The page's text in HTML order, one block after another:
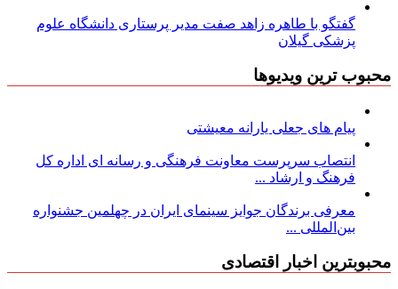
گفتگو با طاهره زاهد صفت مدیر پرستاری دانشگاه علوم
پزشکی گیلان
محبوب ترین ویدیوها
پیام های جعلی یارانه معیشتی
انتصاب سرپرست معاونت فرهنگی و رسانه ای اداره کل
فرهنگ و ارشاد ...
معرفی برندگان جوایز سینمای ایران در چهلمین جشنواره
بین‌المللی ...
محبوبترین اخبار اقتصادی